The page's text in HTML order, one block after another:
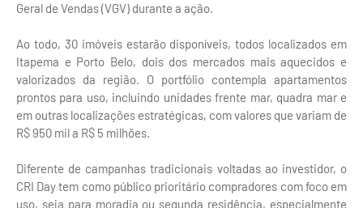
Geral de Vendas (VGV) durante a ação.
Ao todo, 30 imóveis estarão disponíveis, todos localizados em
Itapema e Porto Belo, dois dos mercados mais aquecidos e
valorizados da região. O portfólio contempla apartamentos
prontos para uso, incluindo unidades frente mar, quadra mar e
em outras localizações estratégicas, com valores que variam de
R$ 950 mil a R$ 5 milhões.
Diferente de campanhas tradicionais voltadas ao investidor, o
CRI Day tem como público prioritário compradores com foco em
uso, seja para moradia ou segunda residência, especialmente